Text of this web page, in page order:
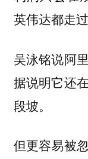
英伟达都走
吴泳铭说阿
据说明它还
段坡。
但更容易被